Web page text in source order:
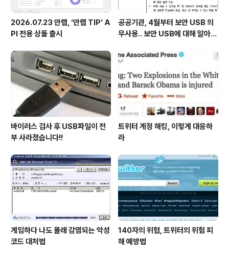
2026.07.23 안랩, ‘안랩 TIP’ A
PI 전용 상품 출시
공공기관, 4월부터 보안 USB 의
무사용.. 보안 USB에 대해 알아봅
바이러스 검사 후 USB파일이 전
부 사라졌습니다!!
트위터 계정 해킹, 이렇게 대응하
라
게임하다 나도 몰래 감염되는 악성
코드 대처법
140자의 위협, 트위터의 위험 피
해 예방법